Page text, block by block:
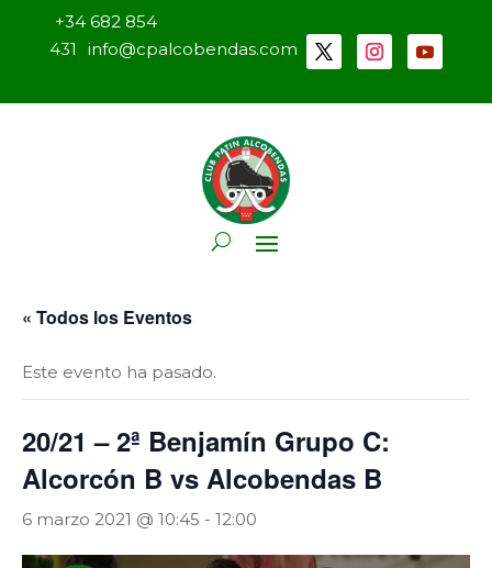
+34 682 854
431
info@cpalcobendas.com
« Todos los Eventos
Este evento ha pasado.
20/21 – 2ª Benjamín Grupo C:
Alcorcón B vs Alcobendas B
6 marzo 2021 @ 10:45 - 12:00